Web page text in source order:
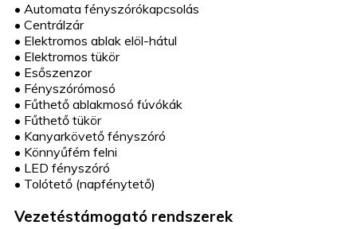
• Automata fényszórókapcsolás
• Centrálzár
• Elektromos ablak elöl-hátul
• Elektromos tükör
• Esőszenzor
• Fényszórómosó
• Fűthető ablakmosó fúvókák
• Fűthető tükör
• Kanyarkövető fényszóró
• Könnyűfém felni
• LED fényszóró
• Tolótető (napfénytető)
Vezetéstámogató rendszerek